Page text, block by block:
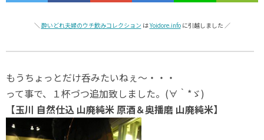
＼ 酔いどれ夫婦のウチ飲みコレクション はYoidore.infoに引越しました ／
もうちょっとだけ呑みたいねぇ～・・・
って事で、１杯づつ追加致しました。(∀｀*ゞ)
【玉川 自然仕込 山廃純米 原酒＆奥播磨 山廃純米】